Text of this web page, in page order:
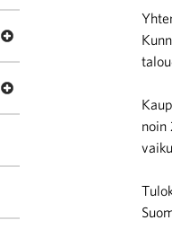
noin
Avaa valikko Tarinoita
Avaa valikko